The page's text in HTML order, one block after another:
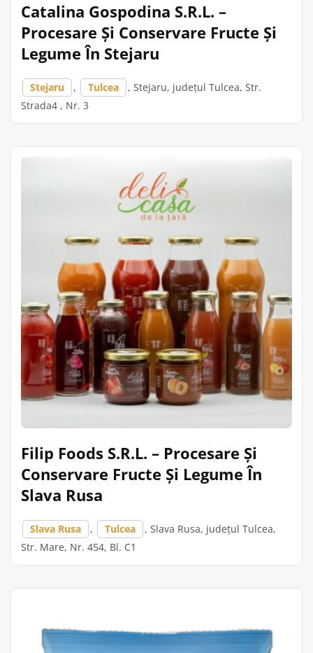
Catalina Gospodina S.R.L. –
Procesare Și Conservare Fructe Și
Legume În Stejaru
Stejaru , Tulcea
, Stejaru, județul Tulcea, Str.
Strada4 , Nr. 3
Filip Foods S.R.L. – Procesare Și
Conservare Fructe Și Legume În
Slava Rusa
Slava Rusa , Tulcea
, Slava Rusa, județul Tulcea,
Str. Mare, Nr. 454, Bl. C1